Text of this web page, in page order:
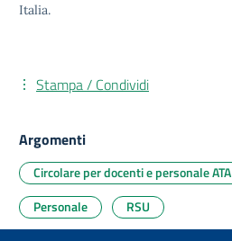
Italia.
Stampa / Condividi
Argomenti
Circolare per docenti e personale ATA
Personale
RSU